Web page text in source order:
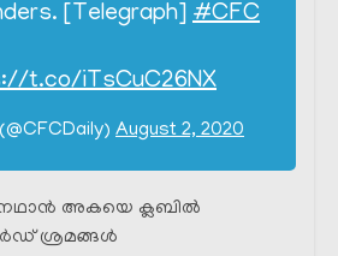
[Telegraph] #CFC
t.co/iTsCuC26NX
August 2, 2020
അകയെ ക്ലബിൽ
ശ്രമങ്ങൾ